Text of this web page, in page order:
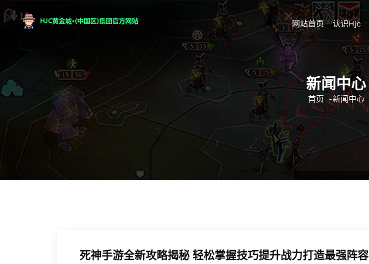
网站首页 认识hjc
新闻中心
首页 -新闻中心
死神手游全新攻略揭秘 轻松掌握技巧提升战力打造最强阵容